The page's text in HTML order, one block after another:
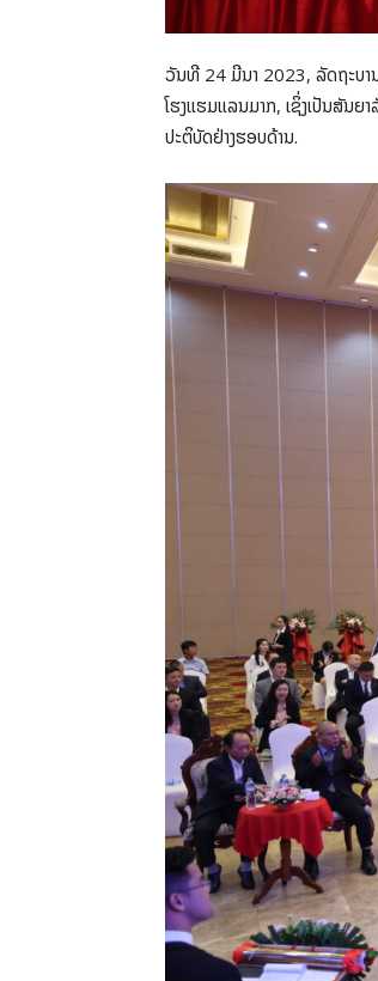
ວັນທີ 24 ມີນາ 2023, ລັດຖະບາ
ໂຮງແຮມແລນມາກ, ເຊິ່ງເປັນສັນຍ
ປະຕິບັດຢ່າງຮອບດ້ານ.